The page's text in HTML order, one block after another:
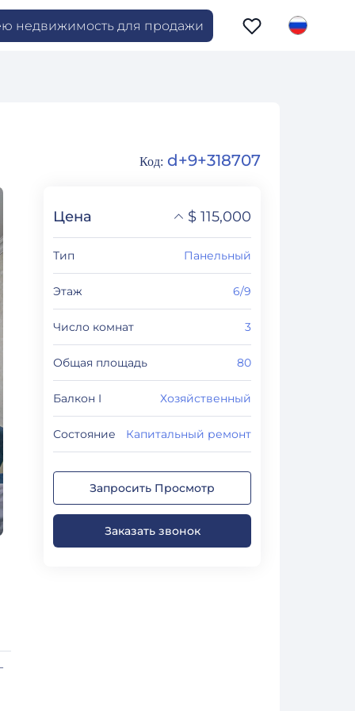
недвижимость для продажи
Код: d+9+318707
Цена $ 115,000
44,850,000
Тип Панельный
Этаж 6/9
Число комнат 3
Общая площадь 80
Балкон I Хозяйственный
Состояние Капитальный ремонт
Запросить Просмотр
Заказать звонок